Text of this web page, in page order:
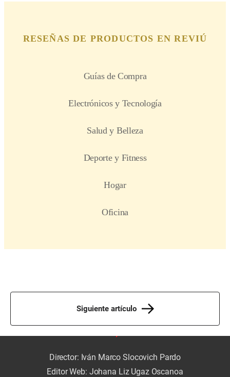
Siguiente artículo
Director: Iván Marco Slocovich Pardo
Editor Web: Johana Liz Ugaz Oscanoa